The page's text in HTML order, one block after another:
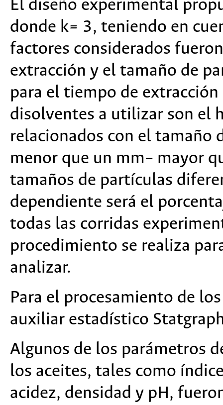
El diseño experimental
donde k= 3, teniendo en
factores considerados
extracción y el tamaño de
para el tiempo de
disolventes a utilizar son el
relacionados con el tamaño
menor que un mm– mayor
tamaños de partículas
dependiente será el
todas las corridas
procedimiento se realiza
analizar.
Para el procesamiento de
auxiliar estadístico
Algunos de los parámetros
los aceites, tales como
acidez, densidad y pH,